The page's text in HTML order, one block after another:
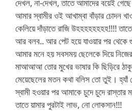
দেখল, না-দেখল, তাতে আমাদের বয়েই
আমার স্বামীর ওই আখাম্বা বাঁড়ার চোদন
কেলিয়ে দাঁড়াতে রাজি উহহহহহহহহ!!!!
আর বলব.. আর পেট হয়ে যাওয়ার পর
আমার মনে হয় সবসময় ছেলেকে দিয়ে
মাআআআ তোর মুখের ভাষার কি ছিড়িরে
মেয়েছেলের মতন কথা বলিস তো তুই। হ্যাঁ
স্বামী হওয়ার পর আমাকে চুদে চুদে রাস্তার
তাতে য়ামার পুরটাই লাভ, নো লোকসান!!!